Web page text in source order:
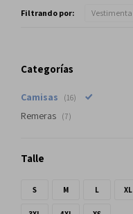
Filtrando por: Vestimenta
Categorías
Camisas (16)
Remeras (7)
Talle
S M L XL